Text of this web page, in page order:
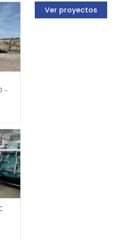
–
Ver proyectos
de contacto
nuestras soluciones
tu proyecto